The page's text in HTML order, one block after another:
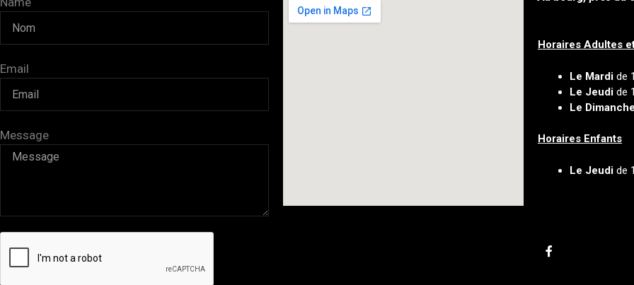
Email
Message
Horaires Adultes
Le Mardi de
Le Jeudide
Le Dimanche
Horaires Enfants
Le Jeudide